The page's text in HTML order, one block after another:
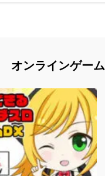
オンラインゲー